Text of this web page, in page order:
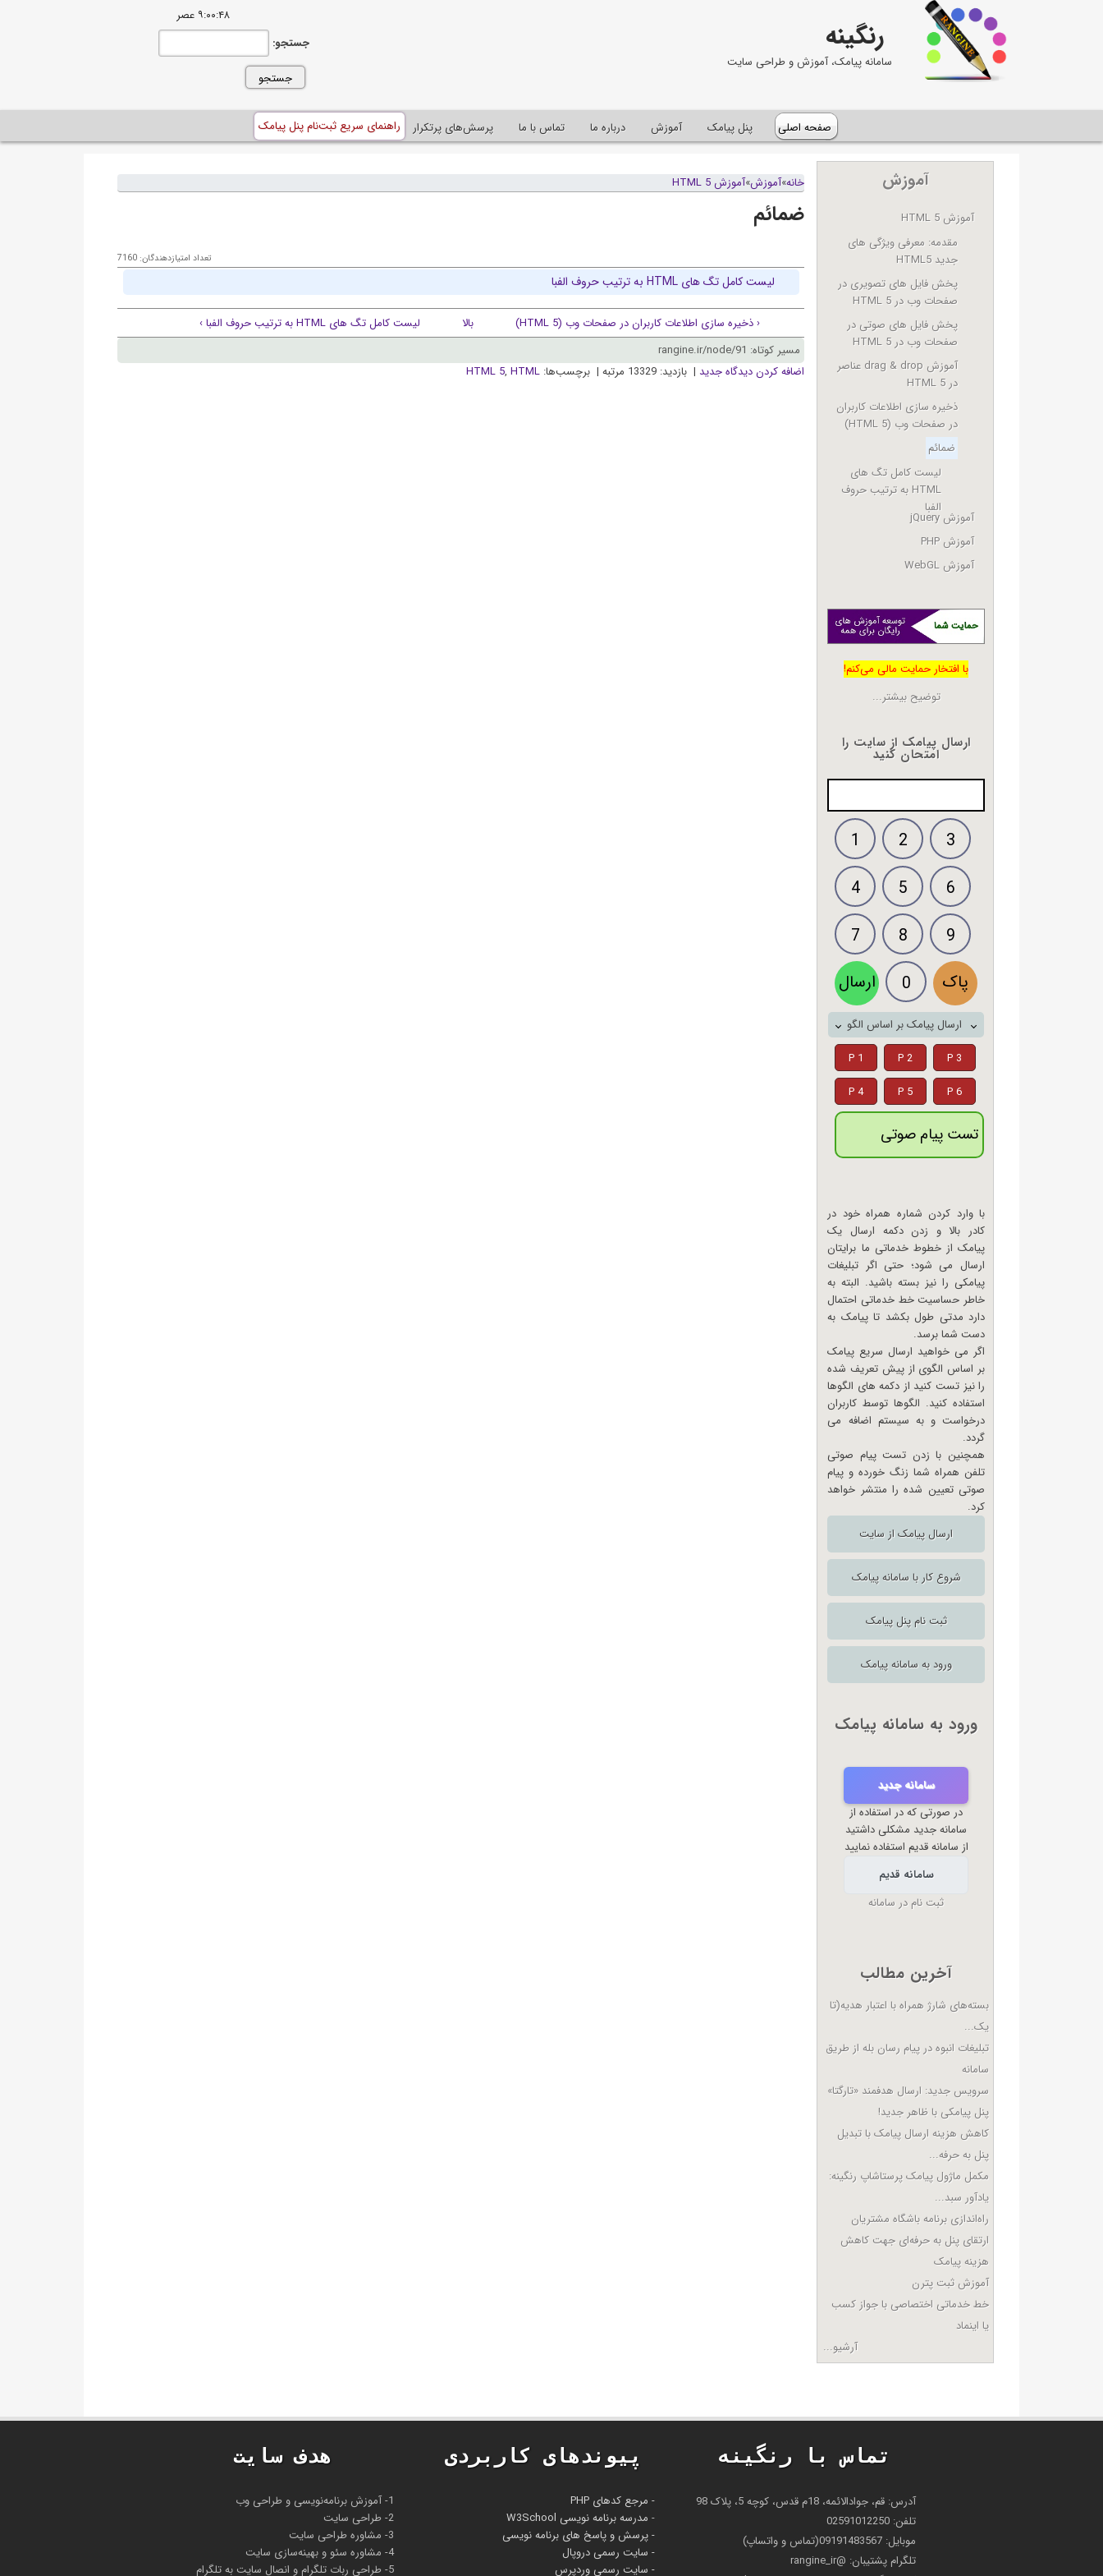
۹:۰۰:۴۹ عصر
جستجو:
رنگینه
سامانه پیامک، آموزش و طراحی سایت
صفحه اصلی پنل پيامک آموزش درباره ما تماس با ما پرسش‌های پرتکرار راهنمای سریع ثبت‌نام پنل پیامک
خانه»آموزش»آموزش HTML 5
ضمائم
تعداد امتیازدهندگان: 7160
لیست کامل تگ های HTML به ترتيب حروف الفبا
‹ ذخیره سازی اطلاعات کاربران در صفحات وب (HTML 5) بالا
لیست کامل تگ های HTML به ترتيب حروف الفبا ›
مسیر کوتاه: rangine.ir/node/91
اضافه کردن دیدگاه جدید | بازدید: 13329 مرتبه | برچسب‌ها: HTML 5,HTML
آموزش
آموزش HTML 5
مقدمه: معرفی ویژگی های
جدید HTML5
پخش فایل های تصویری در
صفحات وب در HTML 5
پخش فایل های صوتی در
صفحات وب در HTML 5
آموزش drag & drop عناصر
در HTML 5
ذخیره سازی اطلاعات کاربران
در صفحات وب (HTML 5)
ضمائم
لیست کامل تگ های
HTML به ترتيب حروف
الفبا
آموزش jQuery
آموزش PHP
آموزش WebGL
با افتخار حمایت مالی می‌کنم!
توضیح بیشتر...
ارسال پیامک از سایت را
امتحان کنید
1 2
3
4
5
6
7
8
9
ارسال
0 پاک
ارسال پیامک بر اساس الگو
P 1
P 2
P 3
P 4
P 5 P 6
تست پیام صوتی
با وارد کردن شماره همراه خود در
کادر بالا و زدن دکمه ارسال یک
پیامک از خطوط خدماتی ما برایتان
ارسال می شود؛ حتی اگر تبلیغات
پیامکی را نیز بسته باشید. البته به
خاطر حساسیت خط خدماتی احتمال
دارد مدتی طول بکشد تا پیامک به
دست شما برسد.
اگر می خواهید ارسال سریع پیامک
بر اساس الگوی از پیش تعریف شده
را نیز تست کنید از دکمه های الگوها
استفاده کنید. الگوها توسط کاربران
درخواست و به سیستم اضافه می
گردد.
همچنین با زدن تست پیام صوتی
تلفن همراه شما زنگ خورده و پیام
صوتی تعیین شده را منتشر خواهد
کرد.
ارسال پیامک از سایت
شروع کار با سامانه پیامک
ثبت نام پنل پیامک
ورود به سامانه پیامک
ورود به سامانه پیامک
سامانه جدید
در صورتی که در استفاده از
سامانه جدید مشکلی داشتید
از سامانه قدیم استفاده نمایید
سامانه قدیم
ثبت نام در سامانه
آخرین مطالب
بسته‌های شارژ همراه با اعتبار هدیه(تا
یک...
تبلیغات انبوه در پیام رسان بله از طریق
سامانه
سرویس جدید: ارسال هدفمند «تارگتا»
پنل پیامکی با ظاهر جدید!
کاهش هزینه ارسال پیامک با تبدیل
پنل به حرفه...
مکمل ماژول پیامک پرستاشاپ رنگینه:
یادآور سبد...
راه‌اندازی برنامه باشگاه مشتریان
ارتقای پنل به حرفه‌ای جهت کاهش
هزینه پیامک
آموزش ثبت پترن
خط خدماتی اختصاصی با جواز کسب
یا اینماد
آرشیو...
هدف سايت
1- آموزش برنامه‌نویسی و طراحی وب
2- طراحی سایت
3- مشاوره طراحی سایت
4- مشاوره سئو و بهینه‌سازی سایت
5- طراحی ربات تلگرام و انصال سایت به تلگرام
پیوندهای کاربردی
- مرجع کدهای PHP
- مدرسه برنامه نویسی W3School
- پرسش و پاسخ های برنامه نویسی
- سایت رسمی دروپال
- سایت رسمی وردپرس
تماس با رنگینه
آدرس: قم، جوادالائمه، 18م قدس، کوچه 5، پلاک 98
تلفن: 02591012250
موبایل: 09191483567(تماس و واتساپ)
تلگرام پشتیبان: @rangine_ir